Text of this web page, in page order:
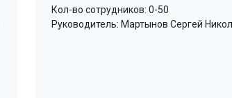
Кол-во сотрудников: 0-50
Руководитель: Мартынов Сергей